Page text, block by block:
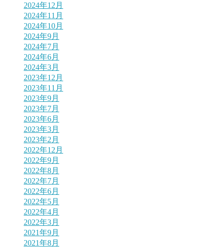
2024年12月
2024年11月
2024年10月
2024年9月
2024年7月
2024年6月
2024年3月
2023年12月
2023年11月
2023年9月
2023年7月
2023年6月
2023年3月
2023年2月
2022年12月
2022年9月
2022年8月
2022年7月
2022年6月
2022年5月
2022年4月
2022年3月
2021年9月
2021年8月